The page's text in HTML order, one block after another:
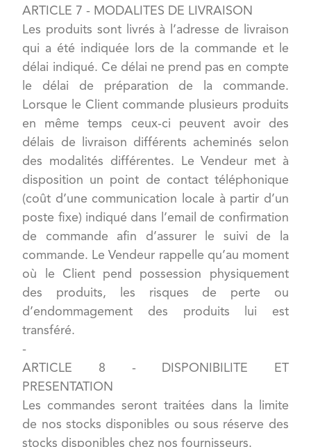
ARTICLE 7 - MODALITES DE LIVRAISON
Les produits sont livrés à l’adresse de livraison
qui a été indiquée lors de la commande et le
délai indiqué. Ce délai ne prend pas en compte
le délai de préparation de la commande.
Lorsque le Client commande plusieurs produits
en même temps ceux-ci peuvent avoir des
délais de livraison différents acheminés selon
des modalités différentes. Le Vendeur met à
disposition un point de contact téléphonique
(coût d’une communication locale à partir d’un
poste fixe) indiqué dans l’email de confirmation
de commande afin d’assurer le suivi de la
commande. Le Vendeur rappelle qu’au moment
où le Client pend possession physiquement
des produits, les risques de perte ou
d’endommagement des produits lui est
transféré.
-
ARTICLE 8 - DISPONIBILITE ET
PRESENTATION
Les commandes seront traitées dans la limite
de nos stocks disponibles ou sous réserve des
stocks disponibles chez nos fournisseurs.